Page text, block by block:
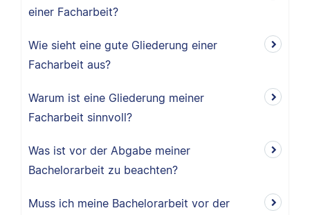
einer Facharbeit?
Wie sieht eine gute Gliederung einer
Facharbeit aus?
Warum ist eine Gliederung meiner
Facharbeit sinnvoll?
Was ist vor der Abgabe meiner
Bachelorarbeit zu beachten?
Muss ich meine Bachelorarbeit vor der